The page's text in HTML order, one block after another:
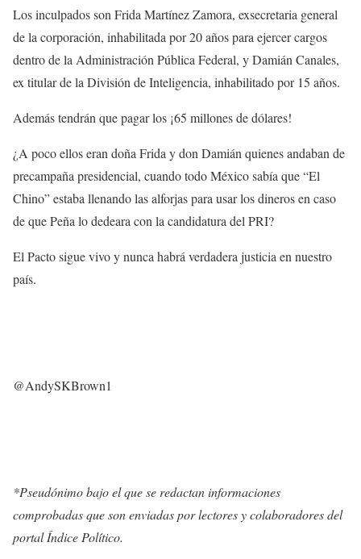
Los inculpados son Frida Martínez Zamora, exsecretaria general
de la corporación, inhabilitada por 20 años para ejercer cargos
dentro de la Administración Pública Federal, y Damián Canales,
ex titular de la División de Inteligencia, inhabilitado por 15 años.
Además tendrán que pagar los ¡65 millones de dólares!
¿A poco ellos eran doña Frida y don Damián quienes andaban de
precampaña presidencial, cuando todo México sabía que “El
Chino” estaba llenando las alforjas para usar los dineros en caso
de que Peña lo dedeara con la candidatura del PRI?
El Pacto sigue vivo y nunca habrá verdadera justicia en nuestro
país.
@AndySKBrown1
*Pseudónimo bajo el que se redactan informaciones
comprobadas que son enviadas por lectores y colaboradores del
portal Índice Político.